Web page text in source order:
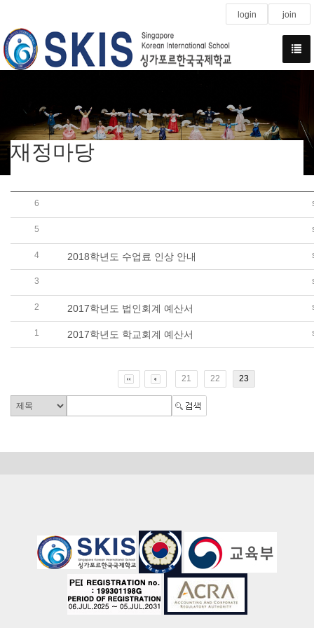
login join
재정마당
6 수익자부담경비 정산내역(G3 FIELD TRIP, 2017.04.26,
5 수익자부담경비 정산내역(G5 FIELD TRIP, 2017.04.13,
4 2018학년도 수업료 인상 안내
3 2017학년도 싱가포르한국국제학교 중학교.고등학교 수
2 2017학년도 법인회계 예산서
1 2017학년도 학교회계 예산서
21 22 23